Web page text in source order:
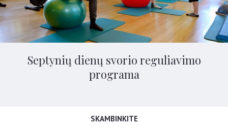
Septynių dienų svorio reguliavimo
programa
SKAMBINKITE